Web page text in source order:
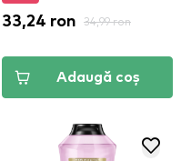
33,24 ron 34,99 ron
Adaugă coș